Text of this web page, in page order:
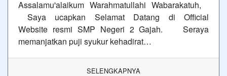
Assalamu'alaikum Warahmatullahi Wabarakatuh,
Saya ucapkan Selamat Datang di Official
Website resmi SMP Negeri 2 Gajah. Seraya
memanjatkan puji syukur kehadirat…
SELENGKAPNYA